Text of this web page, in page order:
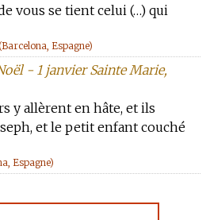
vous se tient celui (…) qui
Espagne)
- 1 janvier Sainte Marie,
y allèrent en hâte, et ils
et le petit enfant couché
Espagne)